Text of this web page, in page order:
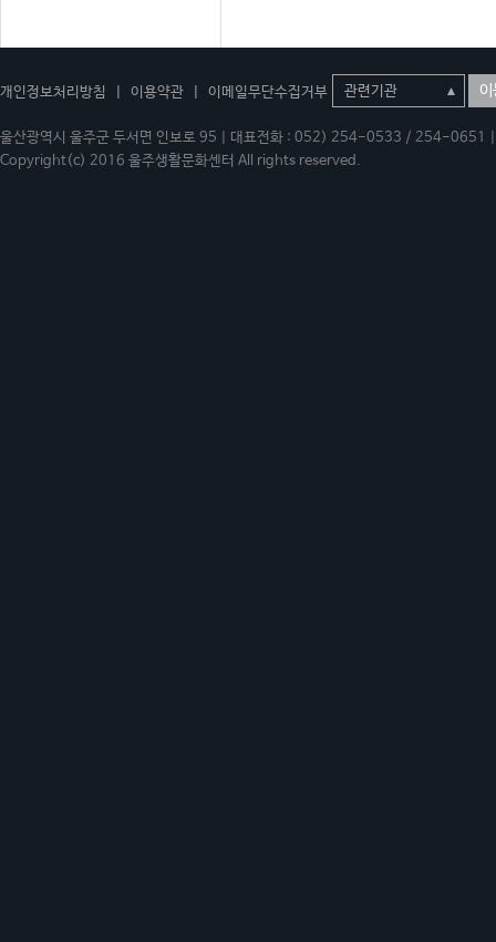
개인정보처리방침 이용약관 이메일무단수집거부 이
울산광역시 울주군 두서면 인보로 95 | 대표전화 : 052) 254-0533 / 254-
Copyright(c) 2016 울주생활문화센터 All rights reserved.